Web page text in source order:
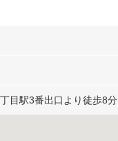
目駅3番出口より徒歩8分